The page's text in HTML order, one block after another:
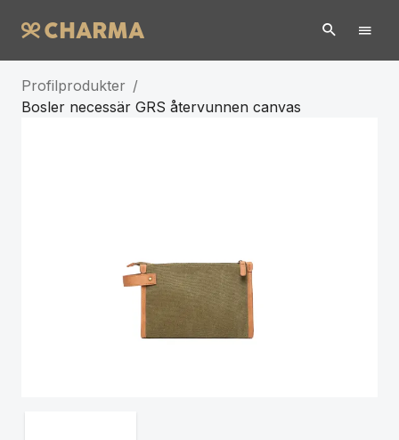
Profilprodukter /
Bosler necessär GRS återvunnen canvas